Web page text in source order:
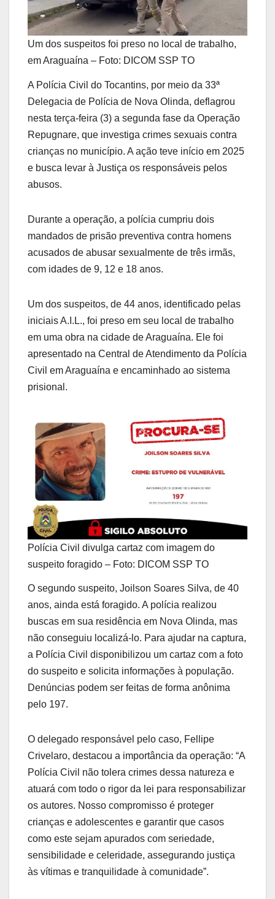
Um dos suspeitos foi preso no local de trabalho,
em Araguaína – Foto: DICOM SSP TO
A Polícia Civil do Tocantins, por meio da 33ª
Delegacia de Polícia de Nova Olinda, deflagrou
nesta terça-feira (3) a segunda fase da Operação
Repugnare, que investiga crimes sexuais contra
crianças no município. A ação teve início em 2025
e busca levar à Justiça os responsáveis pelos
abusos.
Durante a operação, a polícia cumpriu dois
mandados de prisão preventiva contra homens
acusados de abusar sexualmente de três irmãs,
com idades de 9, 12 e 18 anos.
Um dos suspeitos, de 44 anos, identificado pelas
iniciais A.I.L., foi preso em seu local de trabalho
em uma obra na cidade de Araguaína. Ele foi
apresentado na Central de Atendimento da Polícia
Civil em Araguaína e encaminhado ao sistema
prisional.
Polícia Civil divulga cartaz com imagem do
suspeito foragido – Foto: DICOM SSP TO
O segundo suspeito, Joilson Soares Silva, de 40
anos, ainda está foragido. A polícia realizou
buscas em sua residência em Nova Olinda, mas
não conseguiu localizá-lo. Para ajudar na captura,
a Polícia Civil disponibilizou um cartaz com a foto
do suspeito e solicita informações à população.
Denúncias podem ser feitas de forma anônima
pelo 197.
O delegado responsável pelo caso, Fellipe
Crivelaro, destacou a importância da operação: “A
Polícia Civil não tolera crimes dessa natureza e
atuará com todo o rigor da lei para responsabilizar
os autores. Nosso compromisso é proteger
crianças e adolescentes e garantir que casos
como este sejam apurados com seriedade,
sensibilidade e celeridade, assegurando justiça
às vítimas e tranquilidade à comunidade”.